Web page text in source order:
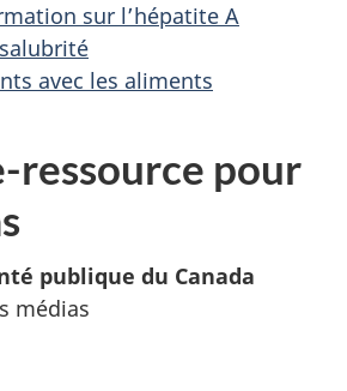
sur l’hépatite A
avec les aliments
ressource pour
publique du Canada
médias